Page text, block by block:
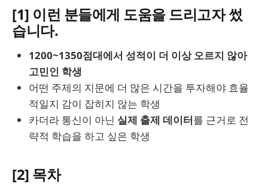
[1] 이런 분들에게 도움을 드리고자 썼
습니다.
1200~1350점대에서 성적이 더 이상 오르지 않아
고민인 학생
어떤 주제의 지문에 더 많은 시간을 투자해야 효율
적일지 감이 잡히지 않는 학생
카더라 통신이 아닌 실제 출제 데이터를 근거로 전
략적 학습을 하고 싶은 학생
[2] 목차